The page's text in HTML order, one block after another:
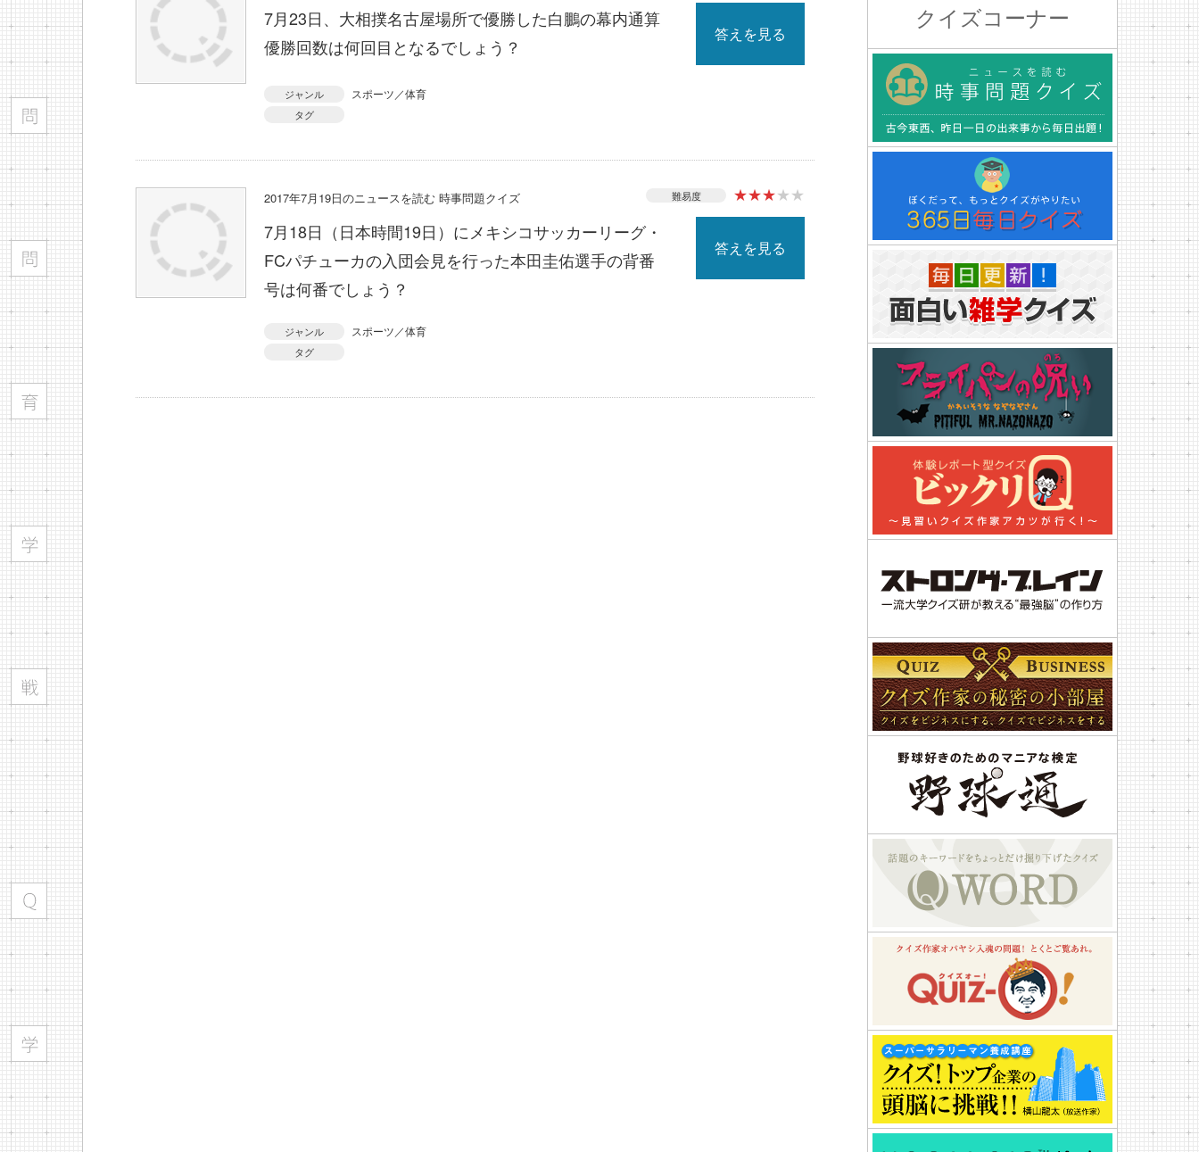
7月23日、大相撲名古屋場所で優勝した白鵬の幕内通算
優勝回数は何回目となるでしょう？
答えを見る
ジャンル スポーツ／体育
タグ
2017年7月19日のニュースを読む 時事問題クイズ 難易度 ★★★★★
7月18日（日本時間19日）にメキシコサッカーリーグ・
FCパチューカの入団会見を行った本田圭佑選手の背番
号は何番でしょう？
答えを見る
ジャンル スポーツ／体育
タグ
クイズコーナー